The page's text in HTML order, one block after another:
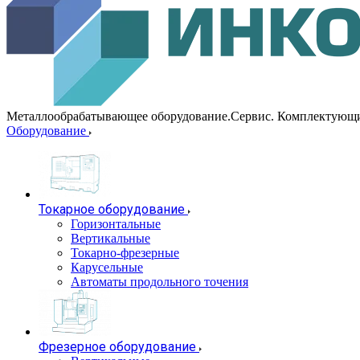
Металлообрабатывающее оборудование.Сервис.
Оборудование
Токарное оборудование
Горизонтальные
Вертикальные
Токарно-фрезерные
Карусельные
Автоматы продольного точения
Фрезерное оборудование